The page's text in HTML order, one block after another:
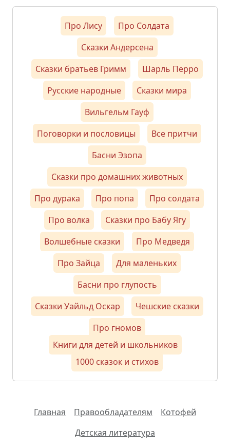
Про Лису
Про Солдата
Сказки Андерсена
Сказки братьев Гримм
Шарль Перро
Русские народные
Сказки мира
Вильгельм Гауф
Поговорки и пословицы
Все притчи
Басни Эзопа
Сказки про домашних животных
Про дурака
Про попа
Про солдата
Про волка
Сказки про Бабу Ягу
Волшебные сказки
Про Медведя
Про Зайца
Для маленьких
Басни про глупость
Сказки Уайльд Оскар
Чешские сказки
Про гномов
Книги для детей и школьников
1000 сказок и стихов
Главная Правообладателям
Котофей
Детская литература